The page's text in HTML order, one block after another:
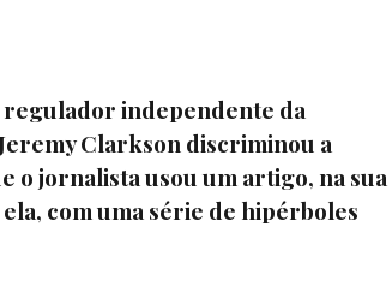
regulador independente da
Clarkson discriminou a
o jornalista usou um artigo, na sua
com uma série de hipérboles